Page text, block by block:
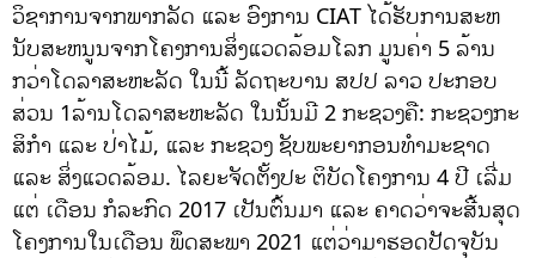
ວິຊາການຈາກພາກລັດ ແລະ ອົງການ CIAT ໄດ້ຮັບການສະຫ
ນັບສະຫນູນຈາກໂຄງການສິ່ງແວດລ້ອມໂລກ ມູນຄ່າ 5 ລ້ານ
ກວ່າໂດລາສະຫະລັດ ໃນນີ້ ລັດຖະບານ ສປປ ລາວ ປະກອບ
ສ່ວນ 1ລ້ານໂດລາສະຫະລັດ ໃນນັ້ນມີ 2 ກະຊວງຄື: ກະຊວງກະ
ສິກໍາ ແລະ ປ່າໄມ້, ແລະ ກະຊວງ ຊັບພະຍາກອນທໍາມະຊາດ
ແລະ ສິ່ງແວດລ້ອມ. ໄລຍະຈັດຕັ້ງປະ ຕິບັດໂຄງການ 4 ປີ ເລີ່ມ
ແຕ່ ເດືອນ ກໍລະກົດ 2017 ເປັນຕົ້ນມາ ແລະ ຄາດວ່າຈະສີ້ນສຸດ
ໂຄງການໃນເດືອນ ພຶດສະພາ 2021 ແຕ່ວ່າມາຮອດປັດຈຸບັນ